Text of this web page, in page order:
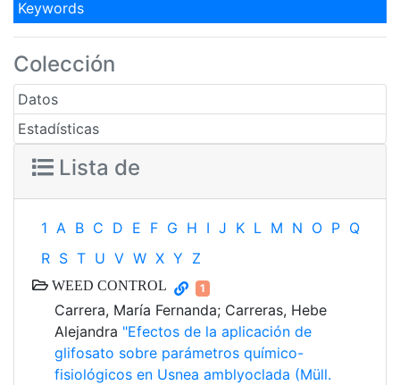
Keywords
Colección
Datos
Estadísticas
Lista de
1 A B C D E F G H I J K L M N O P Q
R S T U V W X Y Z
WEED CONTROL 1
Carrera, María Fernanda; Carreras, Hebe
Alejandra "Efectos de la aplicación de
glifosato sobre parámetros químico-
fisiológicos en Usnea amblyoclada (Müll.